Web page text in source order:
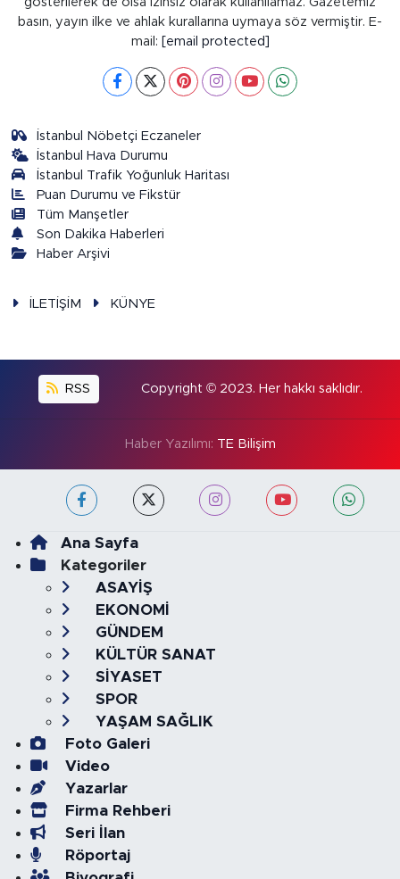
basın, yayın ilke ve ahlak kurallarına uymaya söz vermiştir. E-
mail: [email protected]
İstanbul Nöbetçi Eczaneler
İstanbul Hava Durumu
İstanbul Trafik Yoğunluk Haritası
Puan Durumu ve Fikstür
Tüm Manşetler
Son Dakika Haberleri
Haber Arşivi
İLETİŞİM KÜNYE
RSS Copyright © 2023. Her hakkı saklıdır.
Haber Yazılımı: TE Bilişim
Ana Sayfa
Kategoriler
ASAYİŞ
EKONOMİ
GÜNDEM
KÜLTÜR SANAT
SİYASET
SPOR
YAŞAM SAĞLIK
Foto Galeri
Video
Yazarlar
Firma Rehberi
Seri İlan
Röportaj